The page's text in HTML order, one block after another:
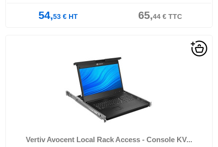
54,53€HT 65,44€TTC
Vertiv Avocent Local Rack Access - Console KV...